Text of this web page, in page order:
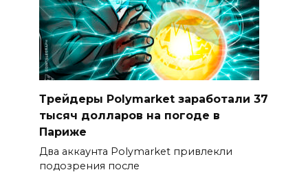
Трейдеры Polymarket заработали 37
тысяч долларов на погоде в
Париже
Два аккаунта Polymarket привлекли
подозрения после